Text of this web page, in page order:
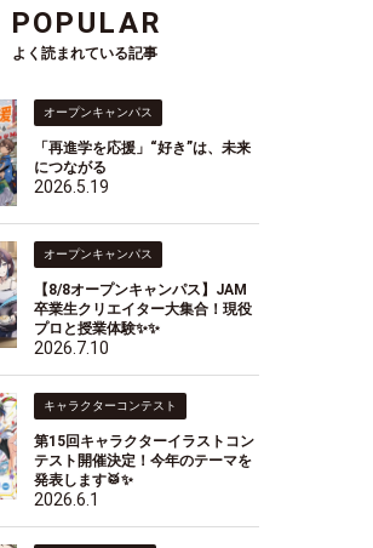
POPULAR
よく読まれている記事
オープンキャンパス
「再進学を応援」“好き”は、未来
につながる
2026.5.19
オープンキャンパス
【8/8オープンキャンパス】JAM
卒業生クリエイター大集合！現役
プロと授業体験✨✨
2026.7.10
キャラクターコンテスト
第15回キャラクターイラストコン
テスト開催決定！今年のテーマを
発表します🥁✨
2026.6.1